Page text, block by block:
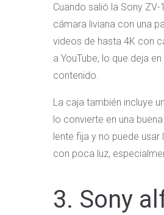
Cuando salió la Sony
cámara liviana con una
videos de hasta 4K con
a YouTube, lo que deja
contenido.
La caja también incluye
lo convierte en una
lente fija y no puede
con poca luz,
3. Sony